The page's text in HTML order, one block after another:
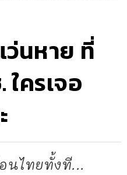
นหาย ที่
ครเจอ
นไทยทั้งที...